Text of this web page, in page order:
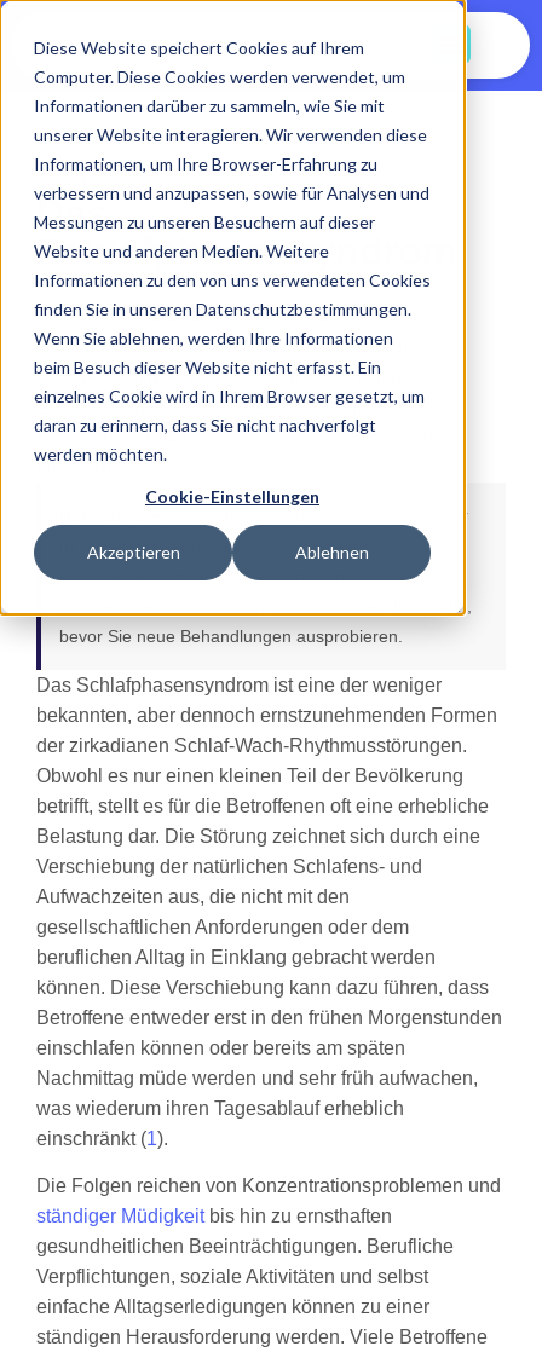
Diese Website speichert Cookies auf Ihrem
Computer. Diese Cookies werden verwendet, um
Informationen darüber zu sammeln, wie Sie mit
unserer Website interagieren. Wir verwenden diese
Informationen, um Ihre Browser-Erfahrung zu
verbessern und anzupassen, sowie für Analysen und
Messungen zu unseren Besuchern auf dieser
Website und anderen Medien. Weitere
Informationen zu den von uns verwendeten Cookies
finden Sie in unseren Datenschutzbestimmungen.
Wenn Sie ablehnen, werden Ihre Informationen
beim Besuch dieser Website nicht erfasst. Ein
einzelnes Cookie wird in Ihrem Browser gesetzt, um
daran zu erinnern, dass Sie nicht nachverfolgt
werden möchten.
Cookie-Einstellungen
Akzeptieren Ablehnen
22.09.2025
Das
Schlafphasensyndrom
Die Informationen in diesem Artikel sind nur
für Bildungszwecke gedacht und sollen keine
professionelle medizinische Beratung ersetzen.
Wenden Sie sich immer an Ihren Arzt oder Ihre Ärztin,
bevor Sie neue Behandlungen ausprobieren.
Das Schlafphasensyndrom ist eine der weniger
bekannten, aber dennoch ernstzunehmenden Formen
der zirkadianen Schlaf-Wach-Rhythmusstörungen.
Obwohl es nur einen kleinen Teil der Bevölkerung
betrifft, stellt es für die Betroffenen oft eine erhebliche
Belastung dar. Die Störung zeichnet sich durch eine
Verschiebung der natürlichen Schlafens- und
Aufwachzeiten aus, die nicht mit den
gesellschaftlichen Anforderungen oder dem
beruflichen Alltag in Einklang gebracht werden
können. Diese Verschiebung kann dazu führen, dass
Betroffene entweder erst in den frühen Morgenstunden
einschlafen können oder bereits am späten
Nachmittag müde werden und sehr früh aufwachen,
was wiederum ihren Tagesablauf erheblich
einschränkt (1).
Die Folgen reichen von Konzentrationsproblemen und
ständiger Müdigkeitbis hin zu ernsthaften
gesundheitlichen Beeinträchtigungen. Berufliche
Verpflichtungen, soziale Aktivitäten und selbst
einfache Alltagserledigungen können zu einer
ständigen Herausforderung werden. Viele Betroffene